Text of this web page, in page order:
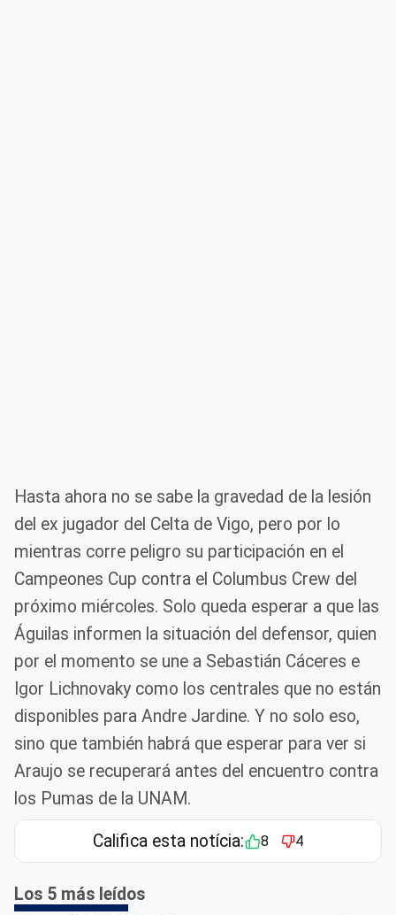
Hasta ahora no se sabe la gravedad de la lesión
del ex jugador del Celta de Vigo, pero por lo
mientras corre peligro su participación en el
Campeones Cup contra el Columbus Crew del
próximo miércoles. Solo queda esperar a que las
Águilas informen la situación del defensor, quien
por el momento se une a Sebastián Cáceres e
Igor Lichnovaky como los centrales que no están
disponibles para Andre Jardine. Y no solo eso,
sino que también habrá que esperar para ver si
Araujo se recuperará antes del encuentro contra
los Pumas de la UNAM.
Califica esta notícia: 8 4
Los 5 más leídos